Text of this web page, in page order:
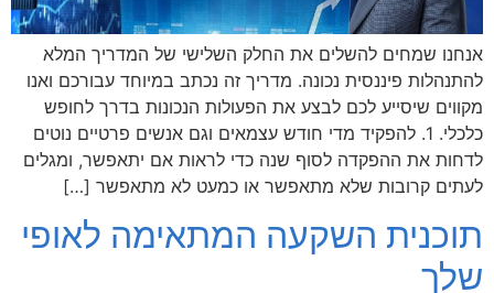
אנחנו שמחים להשלים את החלק השלישי של המדריך המלא
להתנהלות פיננסית נכונה. מדריך זה נכתב במיוחד עבורכם ואנו
מקווים שיסייע לכם לבצע את הפעולות הנכונות בדרך לחופש
כלכלי. 1. להפקיד מדי חודש עצמאים וגם אנשים פרטיים נוטים
לדחות את ההפקדה לסוף שנה כדי לראות אם יתאפשר, ומגלים
לעתים קרובות שלא מתאפשר או כמעט לא מתאפשר […]
תוכנית השקעה המתאימה לאופי
שלך